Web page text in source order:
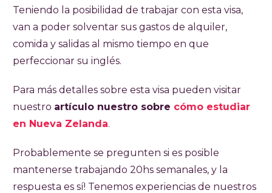
Teniendo la posibilidad de trabajar con esta visa,
van a poder solventar sus gastos de alquiler,
comida y salidas al mismo tiempo en que
perfeccionar su inglés.
Para más detalles sobre esta visa pueden visitar
nuestro artículo nuestro sobre cómo estudiar
en Nueva Zelanda.
Probablemente se pregunten si es posible
mantenerse trabajando 20hs semanales, y la
respuesta es sí! Tenemos experiencias de nuestros